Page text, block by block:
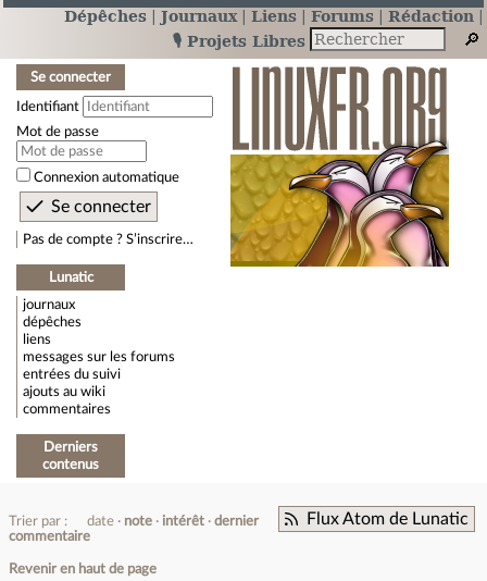
Dépêches Journaux Liens Forums
Rédaction
🎙️ Projets Libres
Se connecter
Identifiant
Mot de passe
Connexion automatique
Pas de compte ? S’inscrire…
Lunatic
journaux
dépêches
liens
messages sur les forums
entrées du suivi
ajouts au wiki
commentaires
Derniers
contenus
Flux Atom de Lunatic
Trier par : date note intérêt
dernier
commentaire
Revenir en haut de page